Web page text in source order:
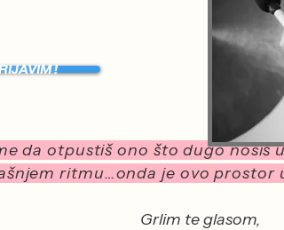
da otpustiš ono što dugo
ritmu…onda je ovo prostor
Grlim te glasom,
!